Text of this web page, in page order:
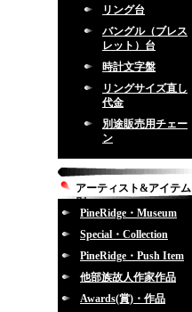
リング台
バングル（ブレス
レット）台
時計文字盤
リングサイズ直し
代金
別途販売用チェー
ン
アーティスト&アイテム
別
PineRidge・Museum
Special・Collection
PineRidge・Push Item
他部族故人作家作品
Awards(賞)・作品